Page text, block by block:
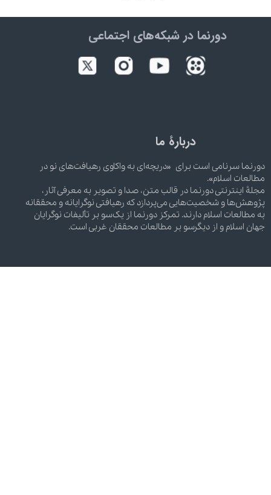
دورنما در شبکه‌های اجتماعی
دربارۀ ما
دورنما سرنامی است برای «دریچه‌ای به واکاوی رهیافت‌های نو در
مطالعات اسلام».
مجلۀ اینترنتی دورنما در قالب متن، صدا و تصویر به معرفی آثار،
پژوهش‌ها و شخصیت‌هایی می‌پردازد که رهیافتی نوگرایانه و محققانه
به مطالعات اسلام دارند. تمرکز دورنما از یک‌سو بر تألیفات نوگرایان
جهان اسلام و از دیگرسو بر مطالعات محققان غربی است.